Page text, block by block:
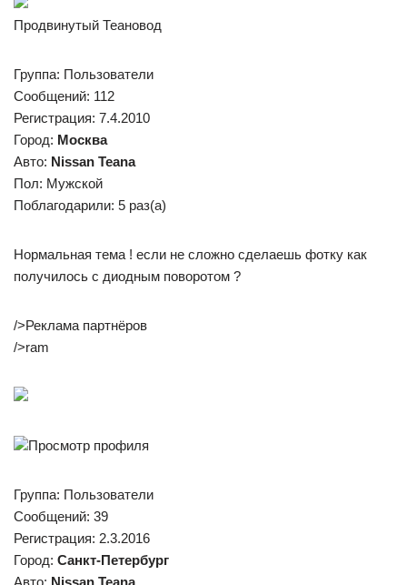
Продвинутый Теановод
Группа: Пользователи
Сообщений: 112
Регистрация: 7.4.2010
Город: Москва
Авто: Nissan Teana
Пол: Мужской
Поблагодарили: 5 раз(а)
Нормальная тема ! если не сложно сделаешь фотку как
получилось с диодным поворотом ?
/>Реклама партнёров
/>ram
Просмотр профиля
Группа: Пользователи
Сообщений: 39
Регистрация: 2.3.2016
Город: Санкт-Петербург
Авто: Nissan Teana